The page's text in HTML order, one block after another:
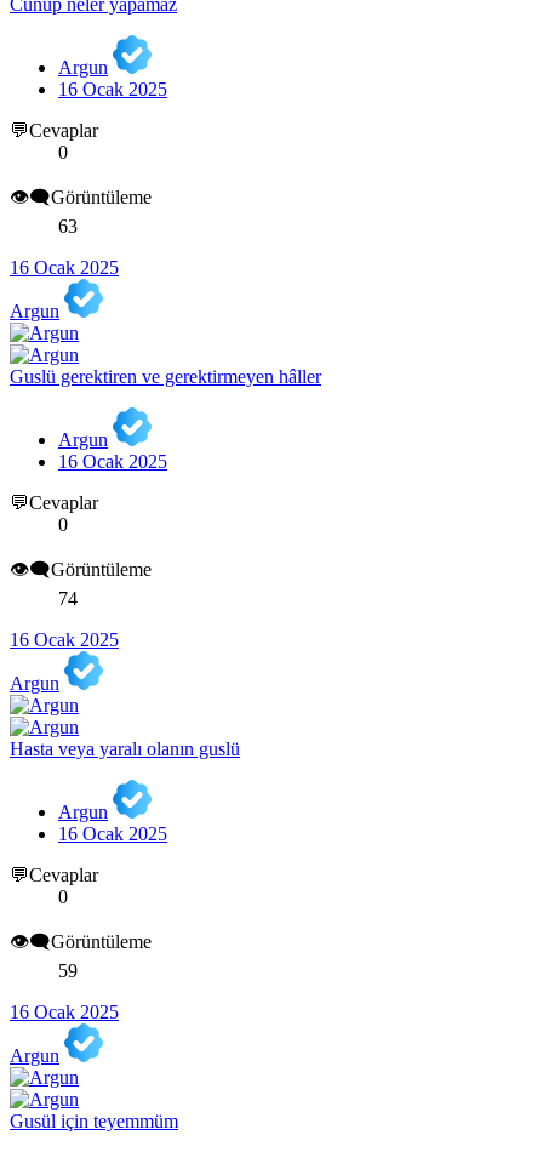
Cünüp neler yapamaz
Argun
16 Ocak 2025
💬Cevaplar
0
👁️‍🗨️Görüntüleme
63
16 Ocak 2025
Argun
Guslü gerektiren ve gerektirmeyen hâller
Argun
16 Ocak 2025
💬Cevaplar
0
👁️‍🗨️Görüntüleme
74
16 Ocak 2025
Argun
Hasta veya yaralı olanın guslü
Argun
16 Ocak 2025
💬Cevaplar
0
👁️‍🗨️Görüntüleme
59
16 Ocak 2025
Argun
Gusül için teyemmüm